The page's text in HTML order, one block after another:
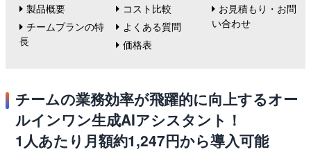
製品概要
チームプランの特
長
コスト比較
よくある質問
価格表
お見積もり・お問
い合わせ
チームの業務効率が飛躍的に向上するオー
ルインワン生成AIアシスタント！
1人あたり月額約1,247円から導入可能